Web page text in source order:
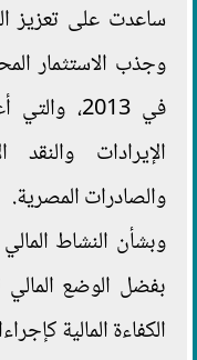
ساعدت على تعزيز
وجذب الاستثمار
في 2013،
الإيرادات والنقد
والصادرات المصرية.
بفضل الوضع المالي
الكفاءة المالية